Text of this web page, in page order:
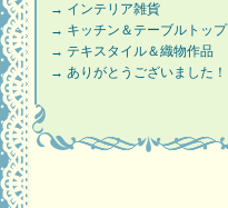
→ インテリア雑貨
→ キッチン＆テーブルトップ
→ テキスタイル＆織物作品
→ ありがとうございました！